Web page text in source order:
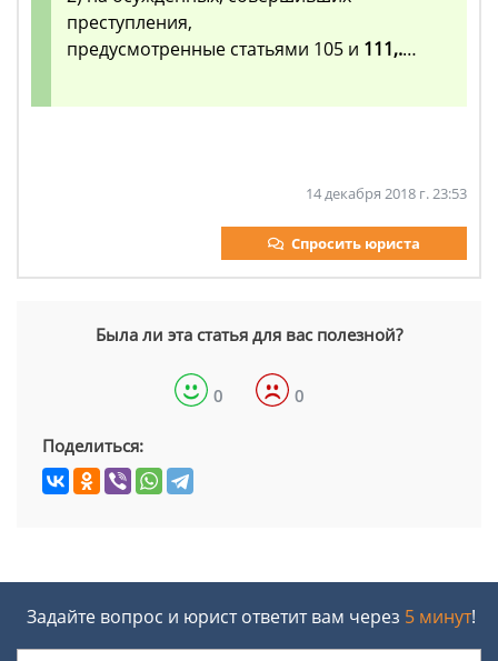
преступления,
предусмотренные статьями 105 и 111,.…
14 декабря 2018 г. 23:53
Спросить юриста
Была ли эта статья для вас полезной?
0 0
Поделиться:
Задайте вопрос и юрист ответит вам через 5 минут!